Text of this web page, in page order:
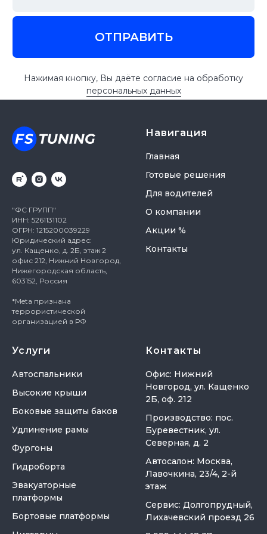
"ФС ГРУПП"
ИНН: 5261131102
ОГРН: 1215200039229
Юридический адрес:
ул. Кащенко, д. 2Б, этаж 2
офис 212, Нижний Новгород,
Нижегородская область,
603152, Россия
*Meta признана
террористической
организацией в РФ
Навигация
Главная
Готовые решения
Для водителей
О компании
Акции %
Контакты
Услуги
Автоспальники
Высокие крыши
Боковые защиты баков
Удлинение рамы
Фургоны
Гидроборта
Эвакуаторные
платформы
Бортовые платформы
Контакты
Офис: Нижний
Новгород, ул. Кащенко
2Б, оф. 212
Производство: пос.
Буревестник, ул.
Северная, д. 2
Автосалон: Москва,
Лавочкина, 23/4, 2-й
этаж
Сервис: Долгопрудный,
Лихачевский проезд 26